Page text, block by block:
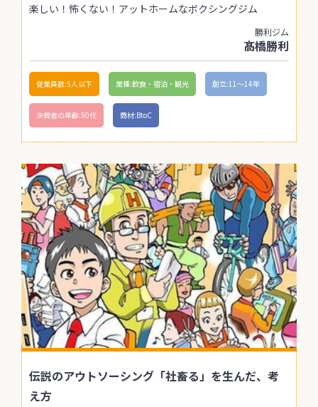
楽しい！怖くない！アットホームなボクシングジム
勝利ジム
髙橋勝利
従業員数:5人以下 業種:飲食・宿泊・観光 創立:11〜14年
決裁者の年齢:50代 商材:BtoC
伝説のアウトソーシング「社畜る」を生んだ、考
え方